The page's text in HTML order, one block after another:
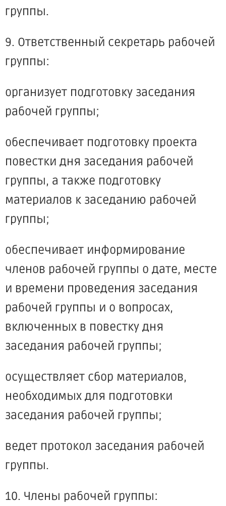
группы.
9. Ответственный секретарь рабочей
группы:
организует подготовку заседания
рабочей группы;
обеспечивает подготовку проекта
повестки дня заседания рабочей
группы, а также подготовку
материалов к заседанию рабочей
группы;
обеспечивает информирование
членов рабочей группы о дате, месте
и времени проведения заседания
рабочей группы и о вопросах,
включенных в повестку дня
заседания рабочей группы;
осуществляет сбор материалов,
необходимых для подготовки
заседания рабочей группы;
ведет протокол заседания рабочей
группы.
10. Члены рабочей группы: